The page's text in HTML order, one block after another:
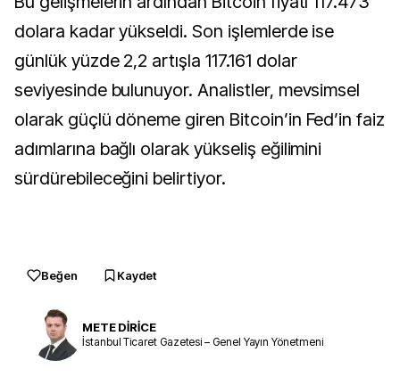
dolara kadar yükseldi. Son işlemlerde ise
günlük yüzde 2,2 artışla 117.161 dolar
seviyesinde bulunuyor. Analistler, mevsimsel
olarak güçlü döneme giren Bitcoin’in Fed’in faiz
adımlarına bağlı olarak yükseliş eğilimini
sürdürebileceğini belirtiyor.
Beğen Kaydet
METE DİRİCE
İstanbul Ticaret Gazetesi – Genel Yayın Yönetmeni